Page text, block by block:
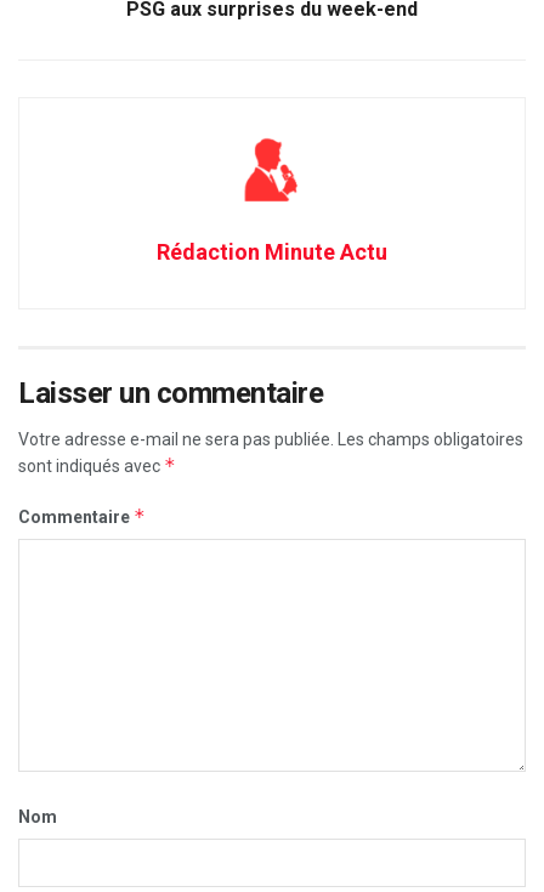
PSG aux surprises du week-end
Rédaction Minute Actu
Laisser un commentaire
Votre adresse e-mail ne sera pas publiée. Les champs obligatoires
sont indiqués avec *
Commentaire *
Nom